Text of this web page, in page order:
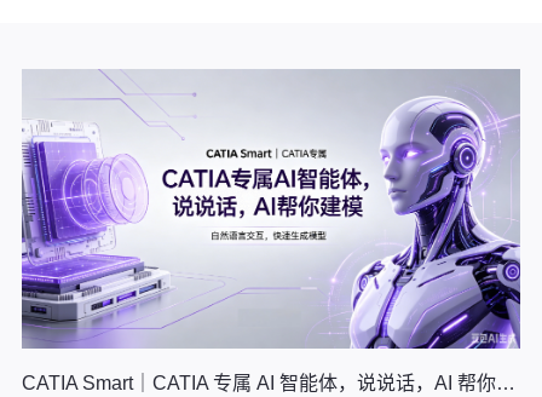
CATIA Smart｜CATIA 专属 AI 智能体，说说话，AI 帮你建模